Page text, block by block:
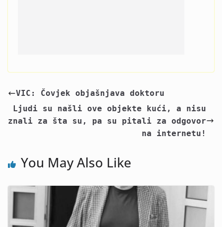
VIC: Čovjek objašnjava doktoru
Ljudi su našli ove objekte kući, a nisu
znali za šta su, pa su pitali za odgovor
na internetu!
You May Also Like